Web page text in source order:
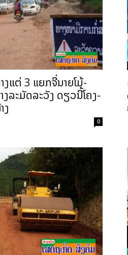
ແຕ່ 3 ແຍກ​ຈີ່­ນາຍ​ໂມ້-
ງ​ລະ­ມັດ­ລະ­ວັງ​ ດຽວ­ນີ້​ໂຄງ­
0